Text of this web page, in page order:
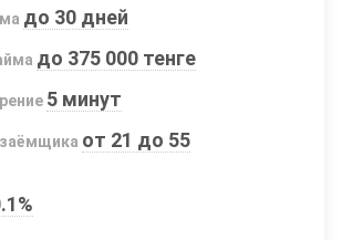
до 30 дней
до 375 000 тенге
5 минут
от 21 до 55